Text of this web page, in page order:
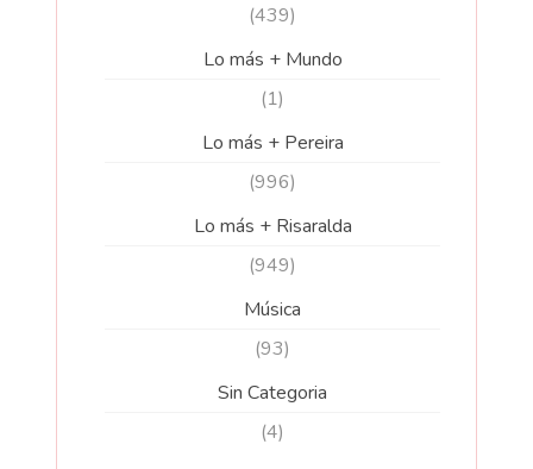
(439)
Lo más + Mundo
(1)
Lo más + Pereira
(996)
Lo más + Risaralda
(949)
Música
(93)
Sin Categoria
(4)